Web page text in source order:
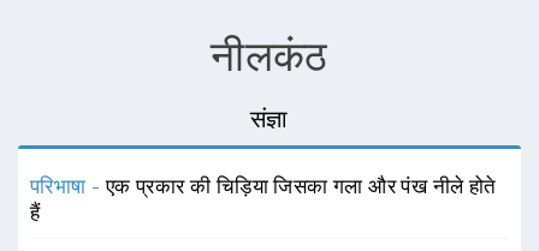
नीलकंठ
संज्ञा
परिभाषा -एक प्रकार की चिड़िया जिसका गला और पंख नीले होते
हैं